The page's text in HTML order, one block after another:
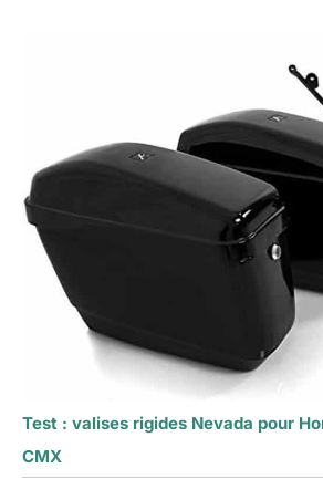
Test : valises rigides Nevada pour
CMX